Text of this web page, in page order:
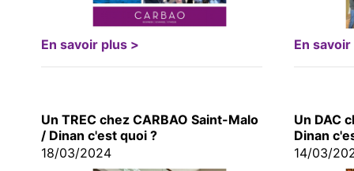
En savoir plus > En
Un TREC chez CARBAO Saint-Malo
/ Dinan c'est quoi ?
18/03/2024
Un DAC
Dinan
14/03/